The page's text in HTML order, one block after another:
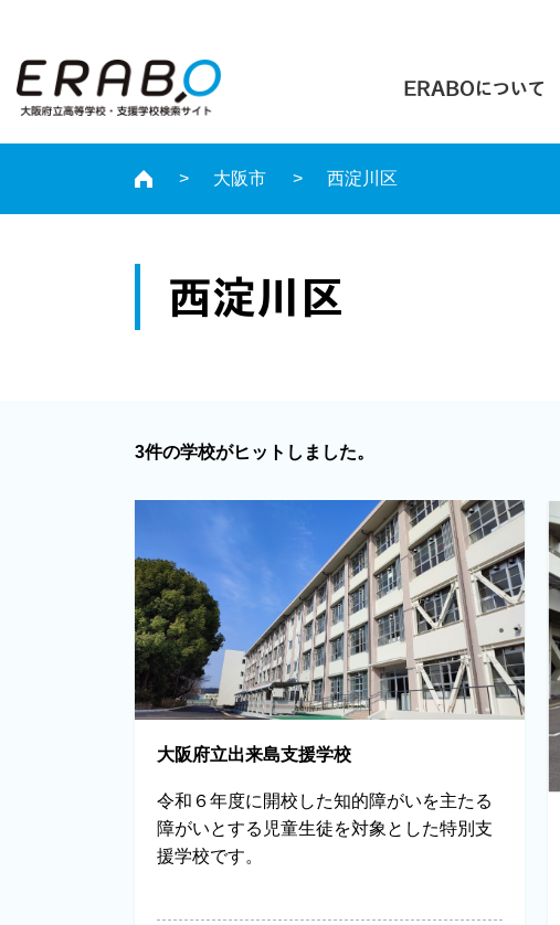
ERABOについて
大阪市 西淀川区
西淀川区
3件の学校がヒットしました。
大阪府立出来島支援学校
令和６年度に開校した知的障がいを主たる
障がいとする児童生徒を対象とした特別支
援学校です。